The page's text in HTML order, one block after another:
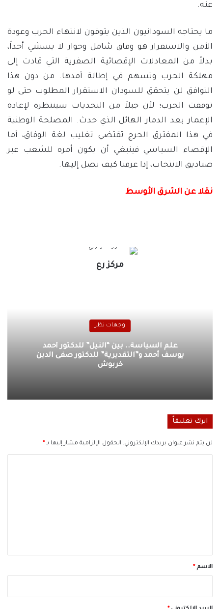
عنه.
ما يحتاجه السودانيون الذين يتوقون لانتهاء الحرب وعودة
الأمن والاستقرار هو وفاق شامل وحوار لا يستثني أحداً،
بدلاً من المعادلات الإقصائية الصفرية التي قادت إلى
مهلكة الحرب وتسهم في إطالة أمدها. من دون هذا
التوافق لن يتحقق للسودان الاستقرار المطلوب حتى لو
توقفت الحرب؛ لأن جبلاً من التحديات سينتظره لإعادة
الإعمار بعد الدمار الهائل الذي حدث. المصلحة الوطنية
في هذا المفترق الحرج تقتضي تغليب لغة الوفاق، أما
الإقصاء السياسي فينبغي أن يكون أمره للشعب عبر
صناديق الانتخاب، إذا عرفنا كيف نصل إليها.
نقلا عن الشرق الأوسط
مركز رع
وجهات نظر
علم السياسة.. بين “النيل” للدكتور أحمد
يوسف أحمد و”التقديرية” للدكتور صفى الدين
خربوش
اترك تعليقاً
لن يتم نشر عنوان بريدك الإلكتروني. الحقول الإلزامية مشار إليها بـ*
*الاسم*